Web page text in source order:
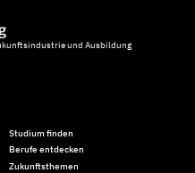
und Ausbildung
Studium finden
Berufe entdecken
Zukunftsthemen